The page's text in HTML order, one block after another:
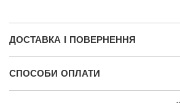
ДОСТАВКА І ПОВЕРНЕННЯ
СПОСОБИ ОПЛАТИ